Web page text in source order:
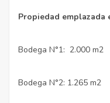
Propiedad
Bodega N°1: 2.000 m2
Bodega N°2: 1.265 m2